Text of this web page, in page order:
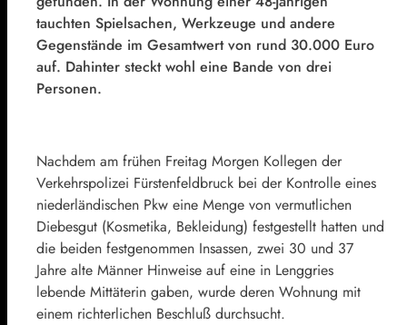
tauchten Spielsachen, Werkzeuge und andere
Gegenstände im Gesamtwert von rund 30.000 Euro
auf. Dahinter steckt wohl eine Bande von drei
Personen.
Nachdem am frühen Freitag Morgen Kollegen der
Verkehrspolizei Fürstenfeldbruck bei der Kontrolle eines
niederländischen Pkw eine Menge von vermutlichen
Diebesgut (Kosmetika, Bekleidung) festgestellt hatten und
die beiden festgenommen Insassen, zwei 30 und 37
Jahre alte Männer Hinweise auf eine in Lenggries
lebende Mittäterin gaben, wurde deren Wohnung mit
einem richterlichen Beschluß durchsucht.